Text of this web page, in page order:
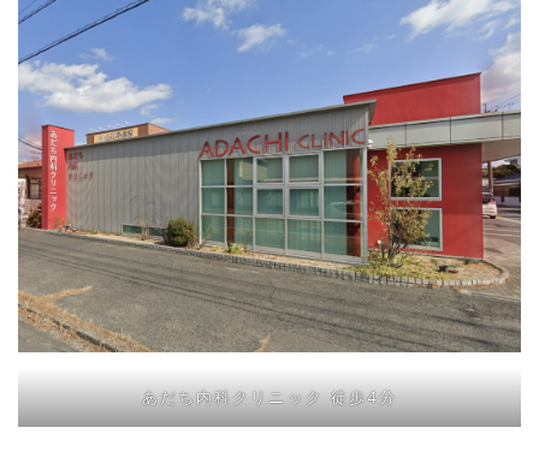
あだち内科クリニック 徒歩4分